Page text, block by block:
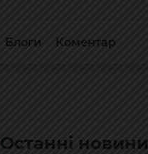
Блоги Коментар
Останні новини